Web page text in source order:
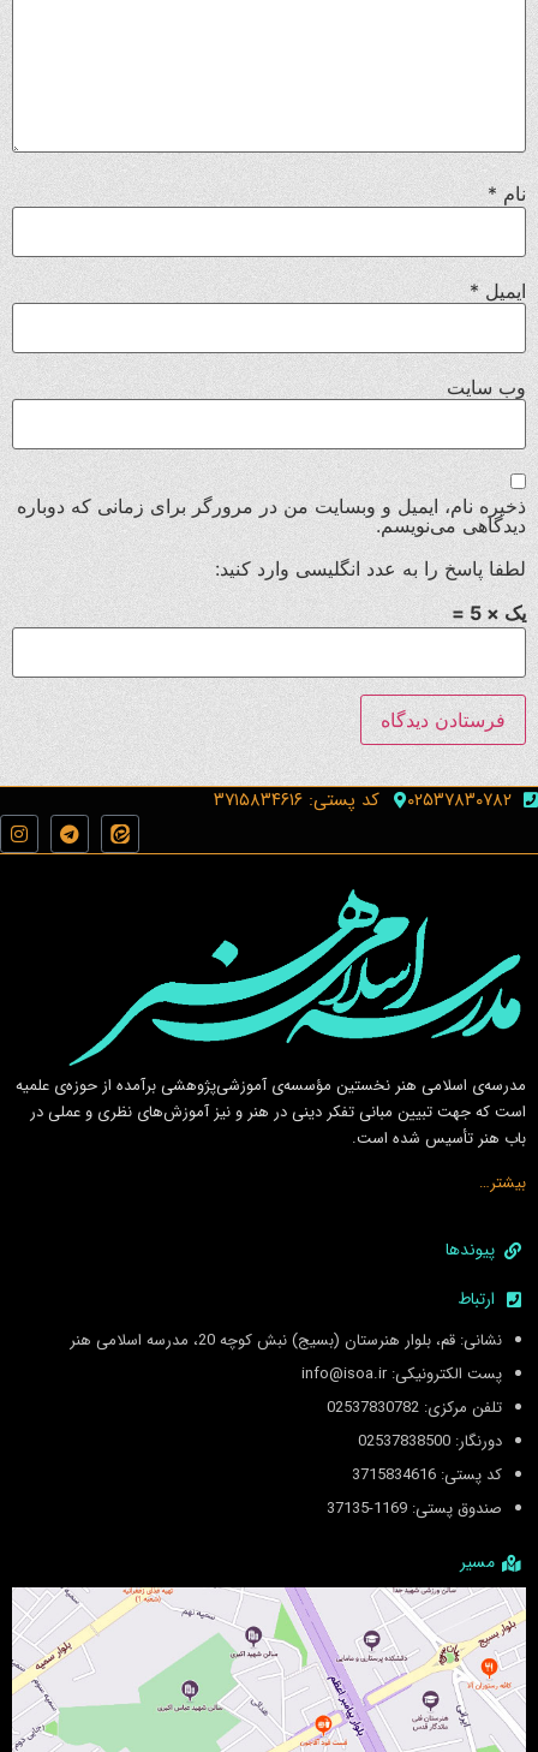
نام *
ایمیل*
وب‌ سایت
ذخیره نام، ایمیل و وبسایت من در مرورگر برای زمانی که دوباره
دیدگاهی می‌نویسم.
لطفا پاسخ را به عدد انگلیسی وارد کنید:
یک × 5 =
۰۲۵۳۷۸۳۰۷۸۲ کد پستی: ۳۷۱۵۸۳۴۶۱۶
مدرسه‌ی اسلامى هنر نخستين مؤسسه‌ی آموزشى‌پژوهشى برآمده از حوزه‌ی علميه
است كه جهت تبيين مبانى تفكر دينى در هنر و نيز آموزش‌هاى نظرى و عملى در
باب هنر تأسيس شده است.
بیشتر…
پیوندها
ارتباط
نشانی: قم، بلوار هنرستان (بسیج) نبش کوچه 20، مدرسه اسلامی هنر
پست الکترونیکی: info@isoa.ir
تلفن مرکزی: 02537830782
دورنگار: 02537838500
کد پستی: 3715834616
صندوق پستی: 1169-37135
مسیر